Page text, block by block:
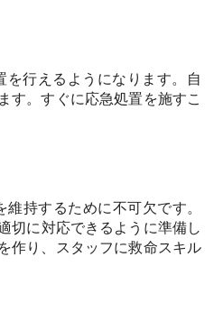
行えるようになります。自
す。すぐに応急処置を施すこ
持するために不可欠です。
切に対応できるように準備し
作り、スタッフに救命スキル